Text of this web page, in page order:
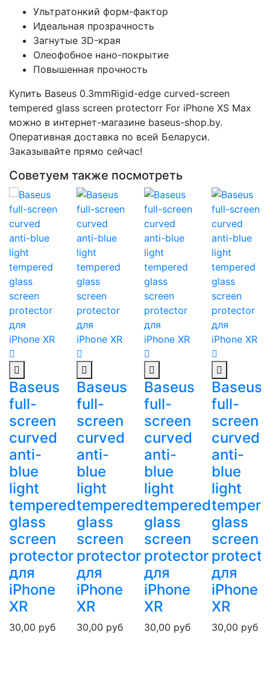
Ультратонкий форм-фактор
Идеальная прозрачность
Загнутые 3D-края
Олеофобное нано-покрытие
Повышенная прочность
Купить Baseus 0.3mmRigid-edge curved-screen
tempered glass screen protectorr For iPhone XS Max
можно в интернет-магазине baseus-shop.by.
Оперативная доставка по всей Беларуси.
Заказывайте прямо сейчас!
Советуем также посмотреть
Baseus
full-
screen
curved
anti-
blue
light
tempered
glass
screen
protector
для
iPhone
XR
30,00 руб
Baseus
full-
screen
curved
anti-
blue
light
tempered
glass
screen
protector
для
iPhone
XR
30,00 руб
Baseus
full-
screen
curved
anti-
blue
light
tempered
glass
screen
protector
для
iPhone
XR
30,00 руб
Baseus
full-
screen
curved
anti-
blue
light
glass
screen
для
iPhone
XR
30,00 руб